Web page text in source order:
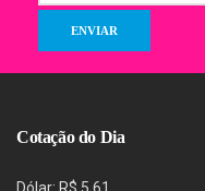
Cotação do Dia